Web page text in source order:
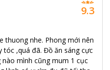
thuong nhe. Phong mới nên
tóc ,quá đã. Đồ ăn sáng cực
nào mình cũng mum 1 cục
9.3